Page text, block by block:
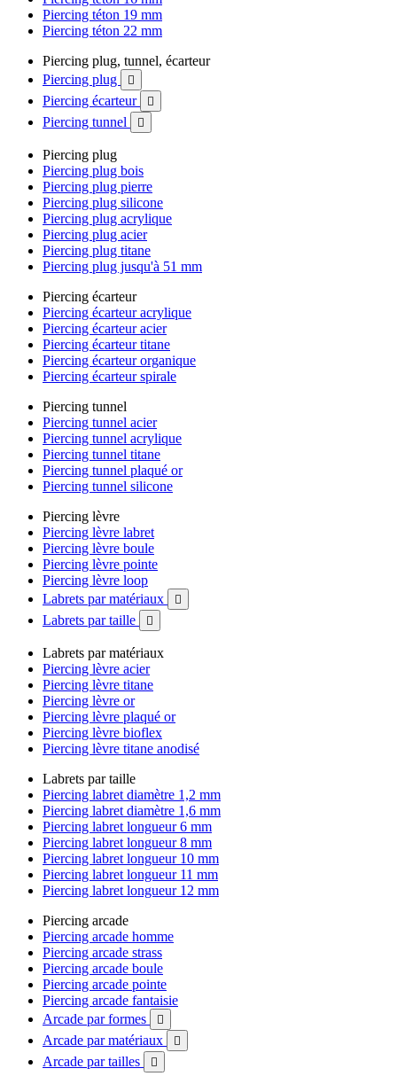
Piercing téton 19 mm
Piercing téton 22 mm
Piercing plug, tunnel, écarteur
Piercing plug

Piercing écarteur 
Piercing tunnel 
Piercing plug
Piercing plug bois
Piercing plug pierre
Piercing plug silicone
Piercing plug acrylique
Piercing plug acier
Piercing plug titane
Piercing plug jusqu'à 51 mm
Piercing écarteur
Piercing écarteur acrylique
Piercing écarteur acier
Piercing écarteur titane
Piercing écarteur organique
Piercing écarteur spirale
Piercing tunnel
Piercing tunnel acier
Piercing tunnel acrylique
Piercing tunnel titane
Piercing tunnel plaqué or
Piercing tunnel silicone
Piercing lèvre
Piercing lèvre labret
Piercing lèvre boule
Piercing lèvre pointe
Piercing lèvre loop
Labrets par matériaux

Labrets par taille 
Labrets par matériaux
Piercing lèvre acier
Piercing lèvre titane
Piercing lèvre or
Piercing lèvre plaqué or
Piercing lèvre bioflex
Piercing lèvre titane anodisé
Labrets par taille
Piercing labret diamètre 1,2 mm
Piercing labret diamètre 1,6 mm
Piercing labret longueur 6 mm
Piercing labret longueur 8 mm
Piercing labret longueur 10 mm
Piercing labret longueur 11 mm
Piercing labret longueur 12 mm
Piercing arcade
Piercing arcade homme
Piercing arcade strass
Piercing arcade boule
Piercing arcade pointe
Piercing arcade fantaisie
Arcade par formes

Arcade par matériaux 
Arcade par tailles 